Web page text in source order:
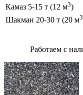
Камаз 5-15 т (12 м3)
Шакман 20-30 т (20 м3
Работаем с